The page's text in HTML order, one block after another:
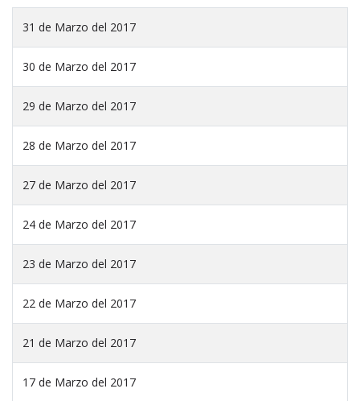
31 de Marzo del 2017
30 de Marzo del 2017
29 de Marzo del 2017
28 de Marzo del 2017
27 de Marzo del 2017
24 de Marzo del 2017
23 de Marzo del 2017
22 de Marzo del 2017
21 de Marzo del 2017
17 de Marzo del 2017